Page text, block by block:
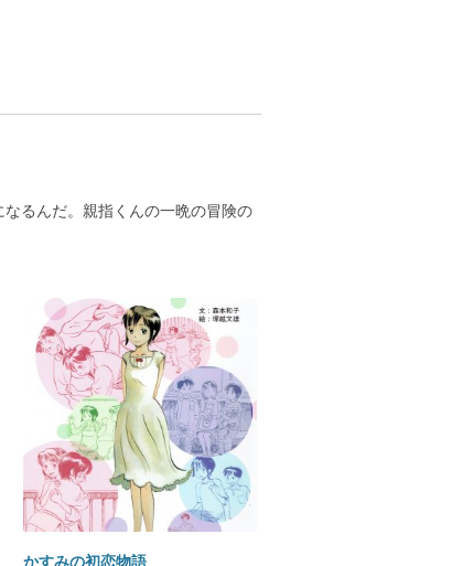
るんだ。親指くんの一晩の冒険の
かすみの初恋物語